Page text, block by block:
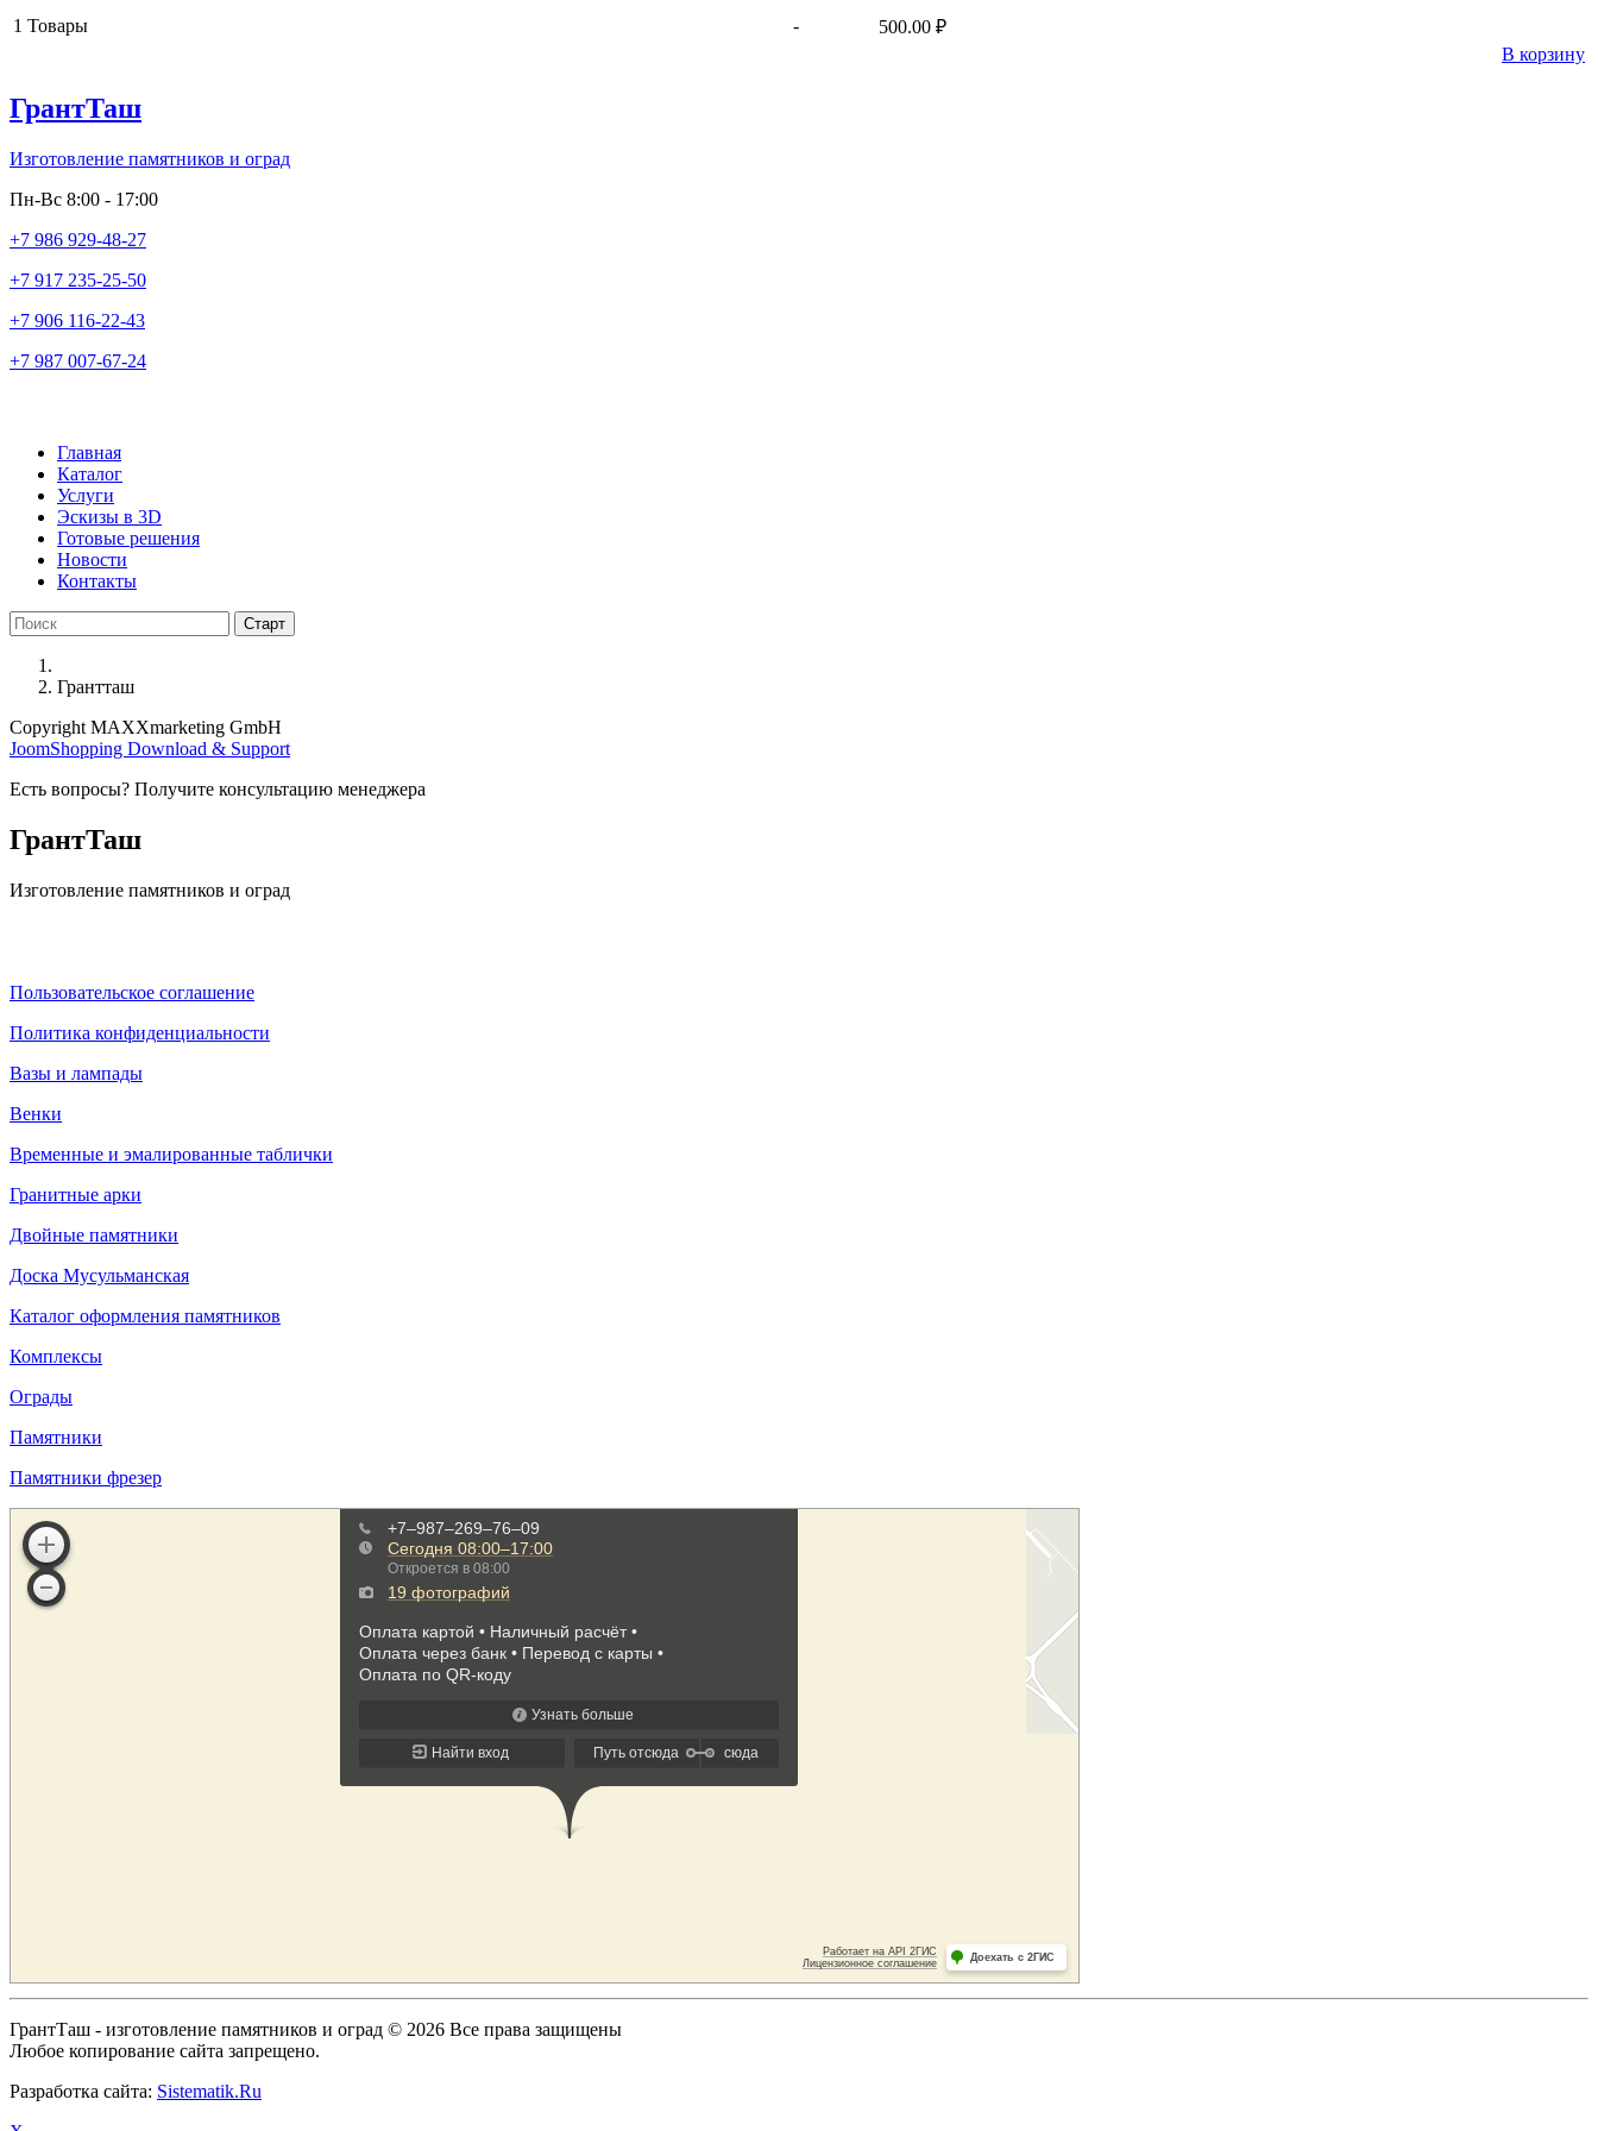
1 Товары -
500.00 ₽
В корзину
ГрантТаш
Изготовление памятников и оград
Пн-Вс 8:00 - 17:00
+7 986 929-48-27
+7 917 235-25-50
+7 906 116-22-43
+7 987 007-67-24
Главная
Каталог
Услуги
Эскизы в 3D
Готовые решения
Новости
Контакты
Грантташ
Copyright MAXXmarketing GmbH
JoomShopping Download & Support
Есть вопросы? Получите консультацию менеджера
ГрантТаш
Изготовление памятников и оград
Пользовательское соглашение
Политика конфиденциальности
Вазы и лампады
Венки
Временные и эмалированные таблички
Гранитные арки
Двойные памятники
Доска Мусульманская
Каталог оформления памятников
Комплексы
Ограды
Памятники
Памятники фрезер
ГрантТаш - изготовление памятников и оград © 2026 Все права защищены
Любое копирование сайта запрещено.
Разработка сайта: Sistematik.Ru